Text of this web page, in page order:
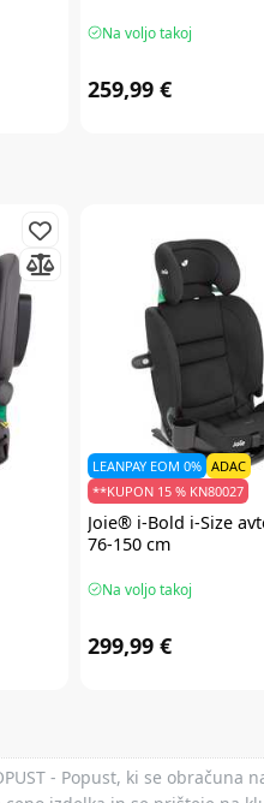
Na voljo takoj
259,99 €
LEANPAY EOM 0%
**KUPON 15 % KN80027
ADAC
Joie® i-Bold i-Size
76-150 cm
Na voljo takoj
299,99 €
- Popust, ki se